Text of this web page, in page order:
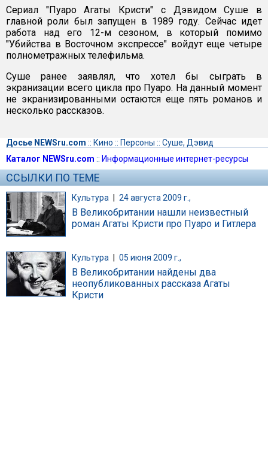
Сериал "Пуаро Агаты Кристи" с Дэвидом Суше в
главной роли был запущен в 1989 году. Сейчас идет
работа над его 12-м сезоном, в который помимо
"Убийства в Восточном экспрессе" войдут еще четыре
полнометражных телефильма.
Суше ранее заявлял, что хотел бы сыграть в
экранизации всего цикла про Пуаро. На данный момент
не экранизированными остаются еще пять романов и
несколько рассказов.
Досье NEWSru.com :: Кино :: Персоны :: Суше, Дэвид
Каталог NEWSru.com :: Информационные интернет-ресурсы
ССЫЛКИ ПО ТЕМЕ
Культура | 24 августа 2009 г.,
В Великобритании нашли неизвестный
роман Агаты Кристи про Пуаро и Гитлера
Культура 05 июня 2009 г.,
В Великобритании найдены два
неопубликованных рассказа Агаты
Кристи